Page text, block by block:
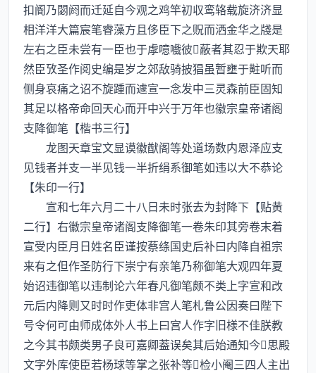
扣阍乃閟阏而迁延自今观之鸡竿初収鸾辂载旋济济显
相洋洋大篇宸笔睿藻方且侈臣下之贶而洒金华之牋是
左右之臣未尝有一臣也于虖噫嚱彼蔽者其忍于欺天耶
然臣攷圣作阅史编是岁之郊敌骑披猖虽暂壅于黈听而
侧身哀痛之诏不旋踵而遽宣一念发中三灵森前臣固知
其足以格帝命回天心而开中兴于万年也徽宗皇帝诸阁
支降御笔【楷书三行】
龙图天章宝文显谟徽猷阁等处道场数内恩泽应支
见钱者并支一半见钱一半折绢系御笔如违以大不恭论
【朱印一行】
宣和七年六月二十八日未时张去为封降下【贴黄
二行】右徽宗皇帝诸阁支降御笔一卷朱印其旁卷末着
宣受内臣月日姓名臣谨按蔡绦国史后补曰内降自祖宗
来有之但作圣防行下崇宁有亲笔乃称御笔大观四年夏
始诏违御笔以违制论六年春凡御笔颇不类上字宣和改
元后内降则又时时作吏体非宫人笔札鲁公因奏曰陛下
号令何可由师成体外人书上曰宫人作字旧様不佳朕教
之今其书颇类男子良可嘉卿葢误矣其后始通知今思殿
文字外库使臣若杨球等掌之张补等检小阉三四人主出